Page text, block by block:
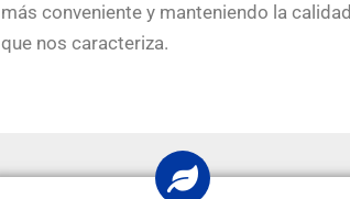
más conveniente y manteniendo la calidad
que nos caracteriza.